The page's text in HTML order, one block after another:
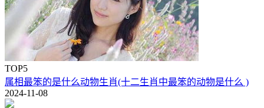
TOP5
属相最笨的是什么动物生肖(十二生肖中最笨的动物是什么 )
2024-11-08